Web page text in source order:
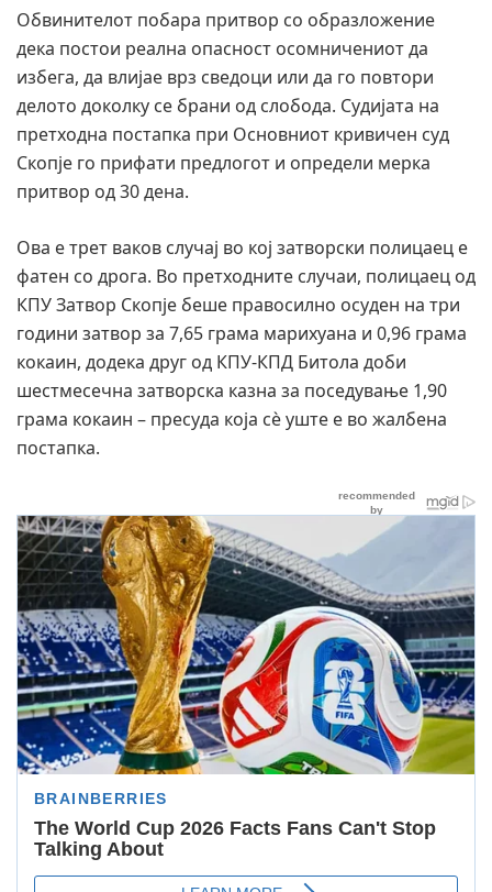
Обвинителот побара притвор со образложение
дека постои реална опасност осомничениот да
избега, да влијае врз сведоци или да го повтори
делото доколку се брани од слобода. Судијата на
претходна постапка при Основниот кривичен суд
Скопје го прифати предлогот и определи мерка
притвор од 30 дена.
Ова е трет ваков случај во кој затворски полицаец е
фатен со дрога. Во претходните случаи, полицаец од
КПУ Затвор Скопје беше правосилно осуден на три
години затвор за 7,65 грама марихуана и 0,96 грама
кокаин, додека друг од КПУ-КПД Битола доби
шестмесечна затворска казна за поседување 1,90
грама кокаин – пресуда која сè уште е во жалбена
постапка.